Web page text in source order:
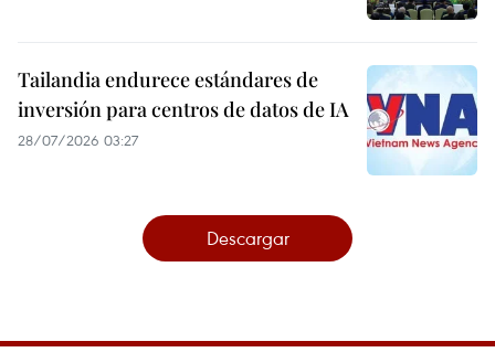
Tailandia endurece estándares de
inversión para centros de datos de IA
28/07/2026 03:27
Descargar